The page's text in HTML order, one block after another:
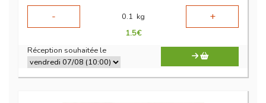
-
0.1 kg +
1.5€
Réception souhaitée le